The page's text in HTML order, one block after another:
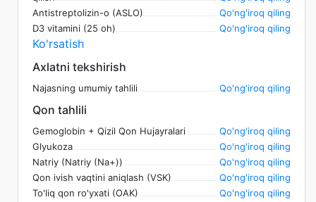
Antistreptolizin-o (ASLO)
Qo'ng'iroq qiling
D3 vitamini (25 oh)
Qo'ng'iroq qiling
Ko'rsatish
Axlatni tekshirish
Najasning umumiy tahlili Qo'ng'iroq qiling
Qon tahlili
Gemoglobin + Qizil Qon Hujayralari
Qo'ng'iroq qiling
Glyukoza
Qo'ng'iroq qiling
Natriy (Natriy (Na+))
Qo'ng'iroq qiling
Qon ivish vaqtini aniqlash (VSK)
Qo'ng'iroq qiling
To'liq qon ro'yxati (OAK)
Qo'ng'iroq qiling